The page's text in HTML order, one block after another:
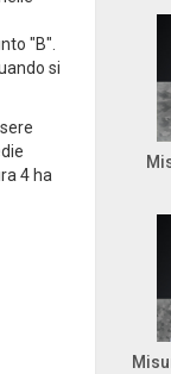
"B".
si
4 ha